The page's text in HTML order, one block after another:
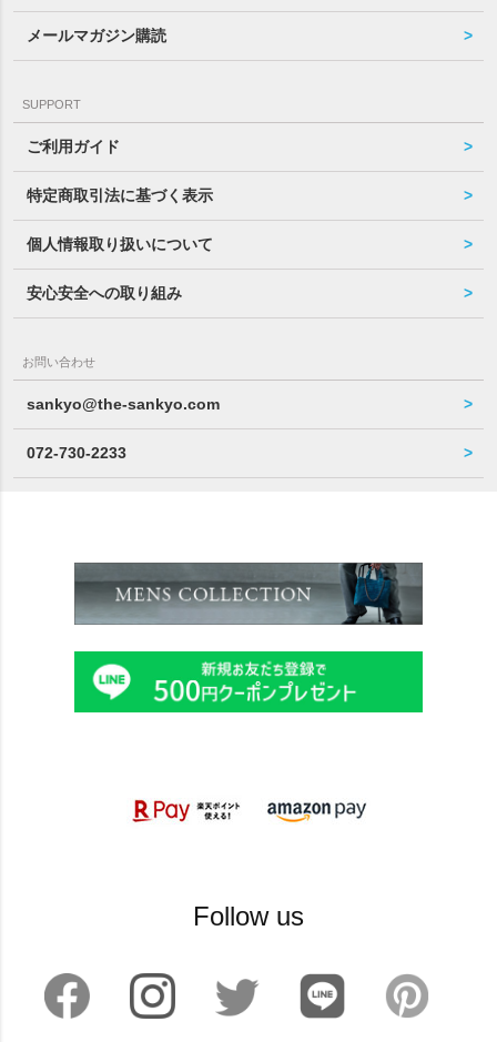
メールマガジン購読
SUPPORT
ご利用ガイド
特定商取引法に基づく表示
個人情報取り扱いについて
安心安全への取り組み
お問い合わせ
sankyo@the-sankyo.com
072-730-2233
Follow us